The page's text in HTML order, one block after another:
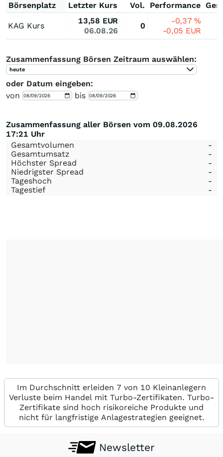
Börsenplatz Letzter Kurs Vol. Performance
KAG Kurs
13,58 EUR
06.08.26
0
-0,37%
-0,05 EUR
Zusammenfassung Börsen Zeitraum auswählen:
heute
oder Datum eingeben:
von
bis
Zusammenfassung aller Börsen vom 09.08.2026
17:21 Uhr
Gesamtvolumen
-
Gesamtumsatz
-
Höchster Spread
-
Niedrigster Spread
-
Tageshoch
-
Tagestief
-
Im Durchschnitt erleiden 7 von 10 Kleinanlegern
Verluste beim Handel mit Turbo-Zertifikaten. Turbo-
Zertifikate sind hoch risikoreiche Produkte und
nicht für langfristige Anlagestrategien geeignet.
Newsletter